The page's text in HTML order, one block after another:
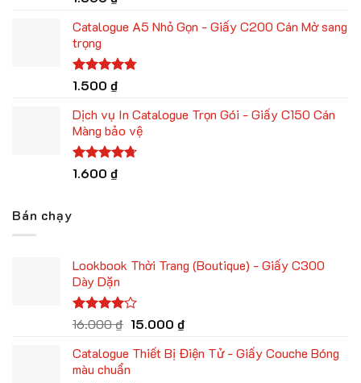
xếp hạng
4.00
5
sao
Catalogue A5 Nhỏ Gọn - Giấy C200 Cán Mờ sang
trọng
Được xếp
4.75
5 sao
1.500 ₫
Dịch vụ In Catalogue Trọn Gói - Giấy C150 Cán
Màng bảo vệ
Được xếp
4.67
1.600 ₫
Bán chạy
Lookbook Thời Trang (Boutique) - Giấy C300
Dày Dặn
Được
xếp hạng
4.00
5
sao
16.000₫ Giá
là:
16.000 ₫.
15.000 ₫Giá
tại
Catalogue Thiết Bị Điện Tử - Giấy Couche Bóng
màu chuẩn